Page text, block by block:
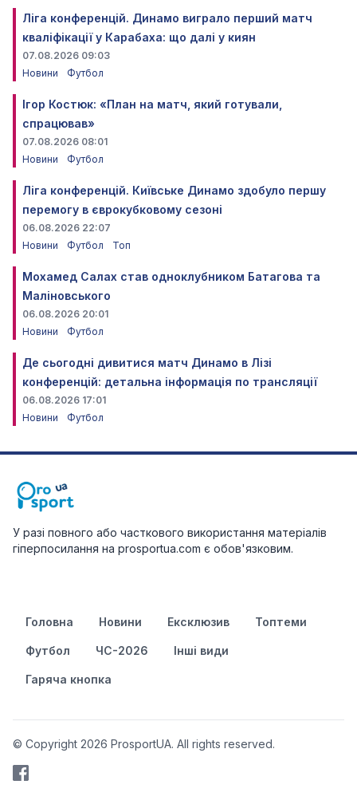
Ліга конференцій. Динамо виграло перший матч
кваліфікації у Карабаха: що далі у киян
07.08.2026 09:03
Новини
Футбол
Ігор Костюк: «План на матч, який готували,
спрацював»
07.08.2026 08:01
Новини
Футбол
Ліга конференцій. Київське Динамо здобуло першу
перемогу в єврокубковому сезоні
06.08.2026 22:07
Новини
Футбол Топ
Мохамед Салах став одноклубником Батагова та
Маліновського
06.08.2026 20:01
Новини
Футбол
Де сьогодні дивитися матч Динамо в Лізі
конференцій: детальна інформація по трансляції
06.08.2026 17:01
Новини
Футбол
У разі повного або часткового використання матеріалів
гіперпосилання на prosportua.com є обов'язковим.
Головна Новини Ексклюзив Топтеми
Футбол ЧС-2026 Інші види
Гаряча кнопка
© Copyright 2026 ProsportUA. All rights reserved.